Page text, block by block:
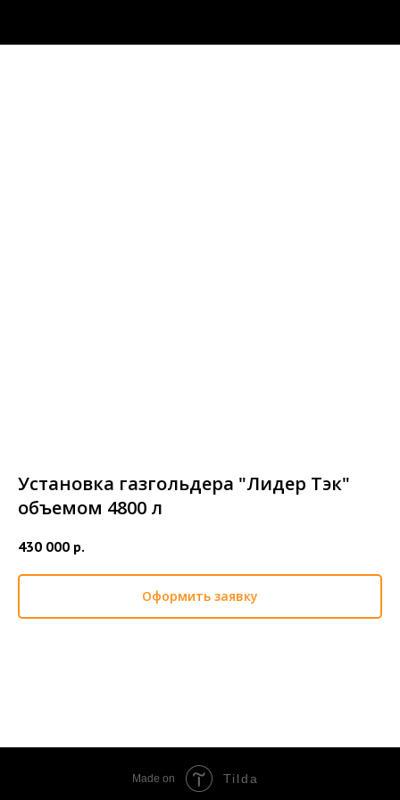
Установка газгольдера "Лидер Тэк"
объемом 4800 л
430 000 р.
Оформить заявку
Made on Tilda